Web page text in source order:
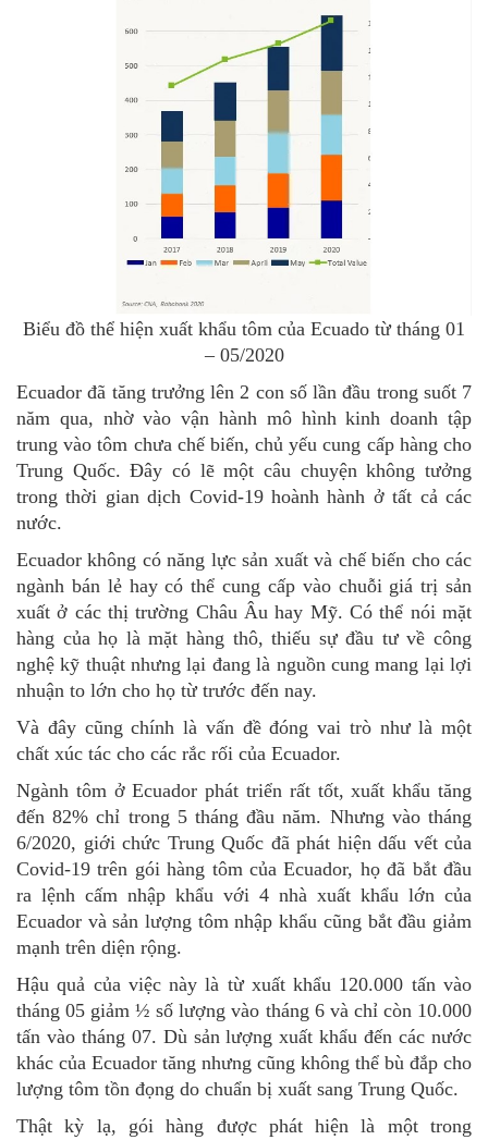
Biểu đồ thể hiện xuất khẩu tôm của Ecuado từ tháng 01
– 05/2020
Ecuador đã tăng trưởng lên 2 con số lần đầu trong suốt 7
năm qua, nhờ vào vận hành mô hình kinh doanh tập
trung vào tôm chưa chế biến, chủ yếu cung cấp hàng cho
Trung Quốc. Đây có lẽ một câu chuyện không tưởng
trong thời gian dịch Covid-19 hoành hành ở tất cả các
nước.
Ecuador không có năng lực sản xuất và chế biến cho các
ngành bán lẻ hay có thể cung cấp vào chuỗi giá trị sản
xuất ở các thị trường Châu Âu hay Mỹ. Có thể nói mặt
hàng của họ là mặt hàng thô, thiếu sự đầu tư về công
nghệ kỹ thuật nhưng lại đang là nguồn cung mang lại lợi
nhuận to lớn cho họ từ trước đến nay.
Và đây cũng chính là vấn đề đóng vai trò như là một
chất xúc tác cho các rắc rối của Ecuador.
Ngành tôm ở Ecuador phát triển rất tốt, xuất khẩu tăng
đến 82% chỉ trong 5 tháng đầu năm. Nhưng vào tháng
6/2020, giới chức Trung Quốc đã phát hiện dấu vết của
Covid-19 trên gói hàng tôm của Ecuador, họ đã bắt đầu
ra lệnh cấm nhập khẩu với 4 nhà xuất khẩu lớn của
Ecuador và sản lượng tôm nhập khẩu cũng bắt đầu giảm
mạnh trên diện rộng.
Hậu quả của việc này là từ xuất khẩu 120.000 tấn vào
tháng 05 giảm ½ số lượng vào tháng 6 và chỉ còn 10.000
tấn vào tháng 07. Dù sản lượng xuất khẩu đến các nước
khác của Ecuador tăng nhưng cũng không thể bù đắp cho
lượng tôm tồn đọng do chuẩn bị xuất sang Trung Quốc.
Thật kỳ lạ, gói hàng được phát hiện là một trong